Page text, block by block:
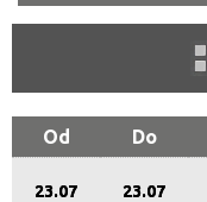
Kategoria
Trwające w zakresie
Od Do
23.07
23.07